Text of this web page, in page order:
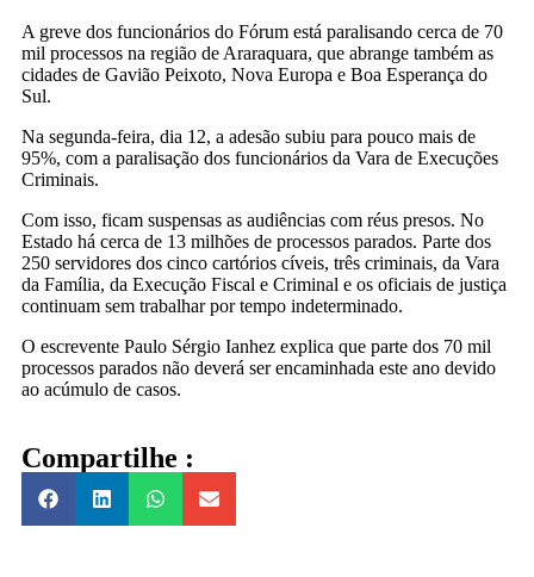
A greve dos funcionários do Fórum está paralisando cerca de 70
mil processos na região de Araraquara, que abrange também as
cidades de Gavião Peixoto, Nova Europa e Boa Esperança do
Sul.
Na segunda-feira, dia 12, a adesão subiu para pouco mais de
95%, com a paralisação dos funcionários da Vara de Execuções
Criminais.
Com isso, ficam suspensas as audiências com réus presos. No
Estado há cerca de 13 milhões de processos parados. Parte dos
250 servidores dos cinco cartórios cíveis, três criminais, da Vara
da Família, da Execução Fiscal e Criminal e os oficiais de justiça
continuam sem trabalhar por tempo indeterminado.
O escrevente Paulo Sérgio Ianhez explica que parte dos 70 mil
processos parados não deverá ser encaminhada este ano devido
ao acúmulo de casos.
Compartilhe :